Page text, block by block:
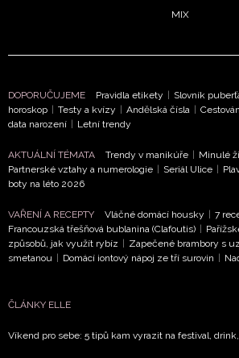
ochrany soukromí- BurdaMedia
Vašimi údaji pracovat zejména k
Chcete navíc dostávat i další zajímavé
zpracováním údajů k tomuto účelu
soukromí BurdaMedia Extra s.r.o.,
MIX
DOPORUČUJEME Pravidla etikety Slovník
horoskop
Testy a kvízy Andělská čísla
data narození
Letní trendy
AKTUÁLNÍ TÉMATA Trendy v manikúře Minulé
Partnerské vztahy a numerologie
Seriál Ulice
boty na léto 2026
VAŘENÍ A RECEPTY Vláčné domácí housky 7
Francouzská třešňová bublanina (Clafoutis)
způsobů, jak využít rybíz
Zapečené brambory s
smetanou
Domácí iontový nápoj ze tří surovin
ČLÁNKY ELLE
Víkend pro sebe: 5 tipů kam vyrazit na festival,